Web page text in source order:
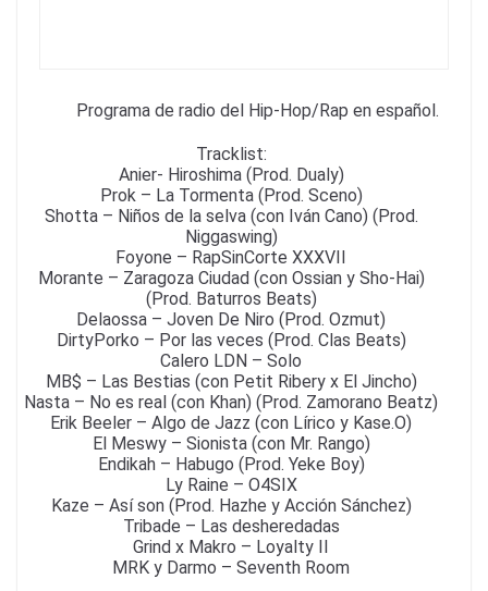
Programa de radio del Hip-Hop/Rap en español.
Tracklist:
Anier- Hiroshima (Prod. Dualy)
Prok – La Tormenta (Prod. Sceno)
Shotta – Niños de la selva (con Iván Cano) (Prod.
Niggaswing)
Foyone – RapSinCorte XXXVII
Morante – Zaragoza Ciudad (con Ossian y Sho-Hai)
(Prod. Baturros Beats)
Delaossa – Joven De Niro (Prod. Ozmut)
DirtyPorko – Por las veces (Prod. Clas Beats)
Calero LDN – Solo
MB$ – Las Bestias (con Petit Ribery x El Jincho)
Nasta – No es real (con Khan) (Prod. Zamorano Beatz)
Erik Beeler – Algo de Jazz (con Lírico y Kase.O)
El Meswy – Sionista (con Mr. Rango)
Endikah – Habugo (Prod. Yeke Boy)
Ly Raine – O4SIX
Kaze – Así son (Prod. Hazhe y Acción Sánchez)
Tribade – Las desheredadas
Grind x Makro – Loyalty II
MRK y Darmo – Seventh Room